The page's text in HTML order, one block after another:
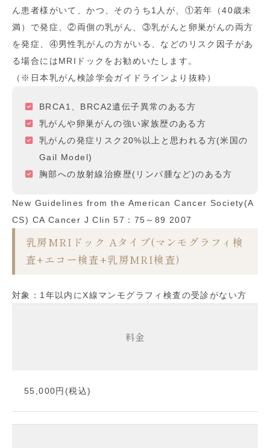
ん患者様がいて、かつ、そのうち1 人が、 ①若年（40歳未
満）で発症、②両側の乳がん、 ③乳がんと卵巣がんの両方
を発症、 ④男性乳がんの方がいる、などのリスク因子があ
る場合にはMRI ドックをお勧めいたします。
（※日本乳がん検診学会ガイドラインより抜粋）
BRCA1、BRCA2遺伝子異常のある方
乳がんや卵巣がんの強い家族歴のある方
乳がんの発症リスク20%以上と思われる方(米国の
Gail Model)
胸部への放射線治療歴(リンパ腫など)のある方
New Guidelines from the American Cancer Society(A
CS) CA Cancer J Clin 57：75～89 2007
乳房MRIドック Aタイプ(マンモグラフィ検
査+エコー検査+乳房MRI検査)
対象：1年以内にX線マンモグラフィ検査の受診がない方
料金
55,000円(税込)